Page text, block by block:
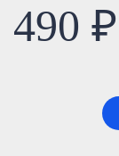
490 ₽